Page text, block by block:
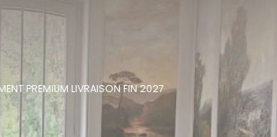
PREMIUM LIVRAISON FIN 2027